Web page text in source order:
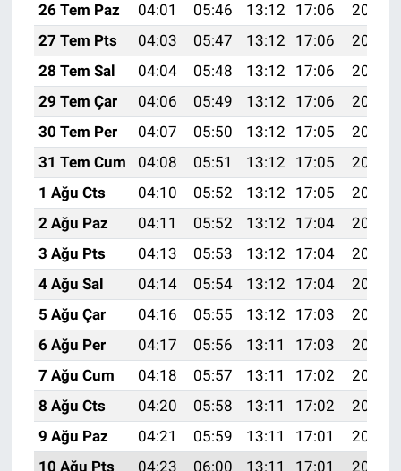
26 Tem Paz
04:01 05:46 13:12 17:06
20:28
27 Tem Pts
04:03 05:47 13:12 17:06
20:27
28 Tem Sal
04:04 05:48 13:12 17:06
20:26
29 Tem Çar
04:06 05:49 13:12 17:06
20:25
30 Tem Per
04:07 05:50 13:12 17:05
20:24
31 Tem Cum
04:08 05:51 13:12 17:05
20:23
1 Ağu Cts
04:10 05:52 13:12 17:05
20:22
2 Ağu Paz
04:11 05:52 13:12 17:04
20:21
3 Ağu Pts
04:13 05:53 13:12 17:04
20:20
4 Ağu Sal
04:14 05:54 13:12 17:04
20:19
5 Ağu Çar
04:16 05:55 13:12 17:03
20:18
6 Ağu Per
04:17 05:56 13:11 17:03
20:17
7 Ağu Cum
04:18 05:57 13:11 17:02
20:15
8 Ağu Cts
04:20 05:58 13:11 17:02
20:14
9 Ağu Paz
04:21 05:59 13:11 17:01
20:13
10 Ağu Pts
04:23 06:00 13:11 17:01
20:12